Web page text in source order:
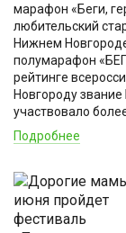
марафон «Беги,
любительский
Нижнем
полумарафон
рейтинге
Новгороду
участвовало более
Подробнее